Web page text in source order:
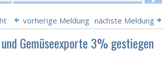
vorherige Meldung nächste Meldung
Gemüseexporte 3% gestiegen